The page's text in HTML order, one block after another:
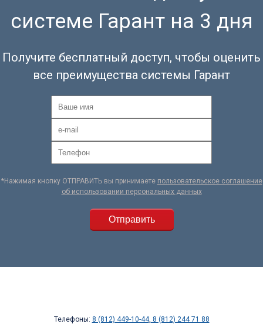
системе Гарант на 3 дня
Получите бесплатный доступ, чтобы оценить
все преимущества системы Гарант
*Нажимая кнопку ОТПРАВИТЬ вы принимаете пользовательское соглашение
об использовании персональных данных
Телефоны: 8 (812) 449-10-44, 8 (812) 244 71 88